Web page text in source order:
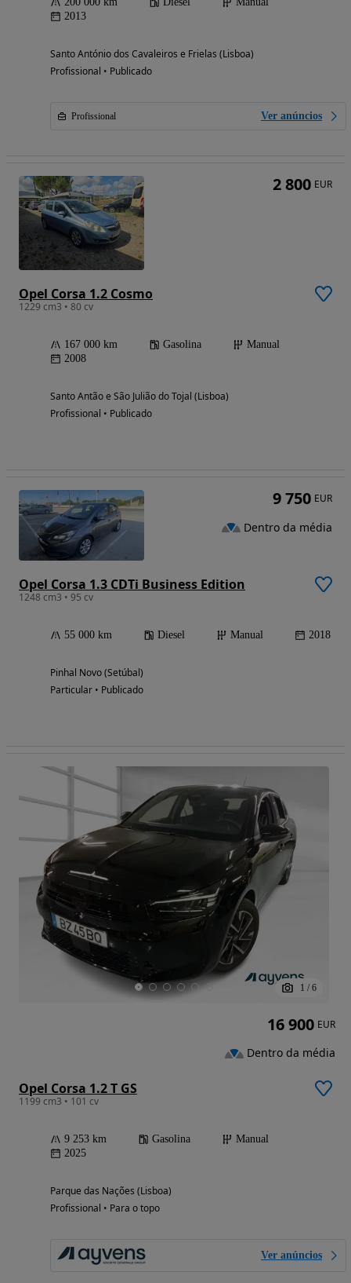
2013
Santo António dos Cavaleiros e Frielas (Lisboa)
Profissional • Publicado
Profissional Ver anúncios
Opel Corsa 1.2 Cosmo
1229 cm3 • 80 cv
167 000 km Gasolina
Manual
2008
Santo Antão e São Julião do Tojal (Lisboa)
Profissional • Publicado
2 800 EUR
Opel Corsa 1.3 CDTi Business Edition
1248 cm3 • 95 cv
55 000 km Diesel Manual 2018
Pinhal Novo (Setúbal)
Particular • Publicado
9 750 EUR
Dentro da média
1 / 6
Opel Corsa 1.2 T GS
1199 cm3 • 101 cv
9 253 km Gasolina
Manual
2025
Parque das Nações (Lisboa)
Profissional • Para o topo
Ver anúncios
16 900 EUR
Dentro da média